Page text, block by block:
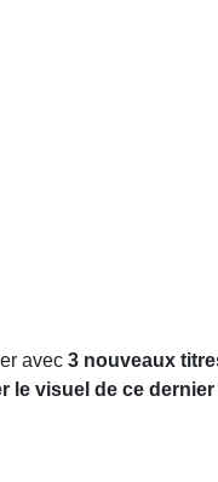
avec 3 nouveaux
le visuel de ce